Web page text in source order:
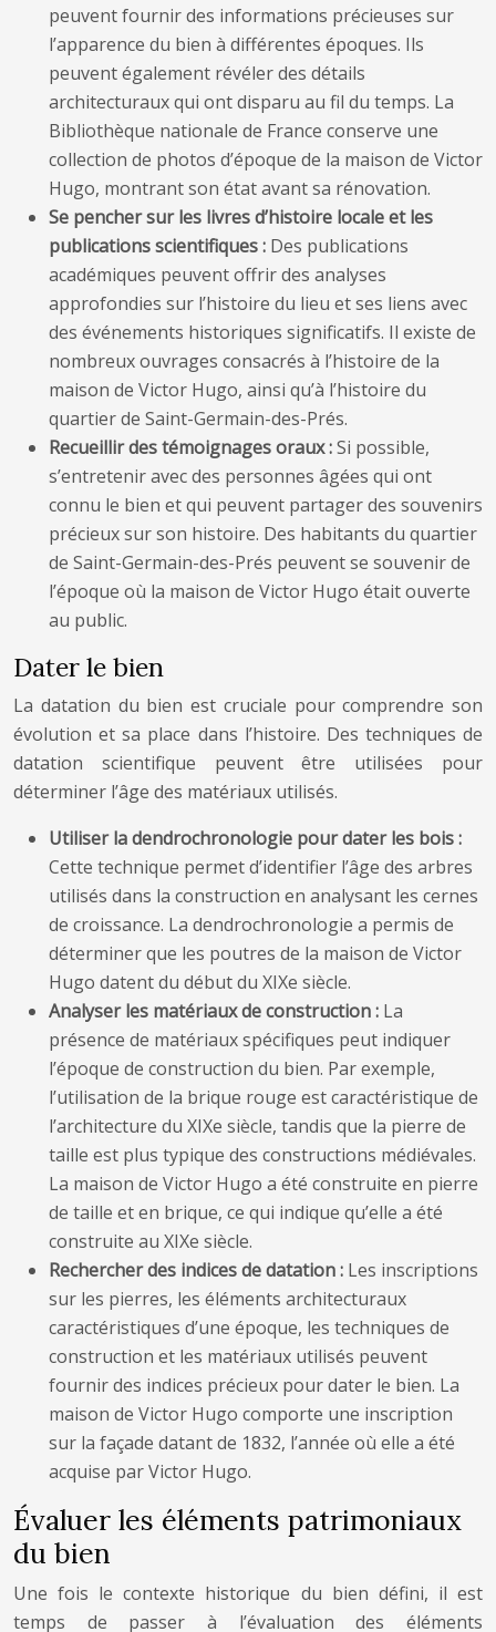
peuvent fournir des informations précieuses sur
l’apparence du bien à différentes époques. Ils
peuvent également révéler des détails
architecturaux qui ont disparu au fil du temps. La
Bibliothèque nationale de France conserve une
collection de photos d’époque de la maison de Victor
Hugo, montrant son état avant sa rénovation.
Se pencher sur les livres d’histoire locale et les
publications scientifiques : Des publications
académiques peuvent offrir des analyses
approfondies sur l’histoire du lieu et ses liens avec
des événements historiques significatifs. Il existe de
nombreux ouvrages consacrés à l’histoire de la
maison de Victor Hugo, ainsi qu’à l’histoire du
quartier de Saint-Germain-des-Prés.
Recueillir des témoignages oraux :Si possible,
s’entretenir avec des personnes âgées qui ont
connu le bien et qui peuvent partager des souvenirs
précieux sur son histoire. Des habitants du quartier
de Saint-Germain-des-Prés peuvent se souvenir de
l’époque où la maison de Victor Hugo était ouverte
au public.
Dater le bien
La datation du bien est cruciale pour comprendre son
évolution et sa place dans l’histoire. Des techniques de
datation scientifique peuvent être utilisées pour
déterminer l’âge des matériaux utilisés.
Utiliser la dendrochronologie pour dater les bois :
Cette technique permet d’identifier l’âge des arbres
utilisés dans la construction en analysant les cernes
de croissance. La dendrochronologie a permis de
déterminer que les poutres de la maison de Victor
Hugo datent du début du XIXe siècle.
Analyser les matériaux de construction : La
présence de matériaux spécifiques peut indiquer
l’époque de construction du bien. Par exemple,
l’utilisation de la brique rouge est caractéristique de
l’architecture du XIXe siècle, tandis que la pierre de
taille est plus typique des constructions médiévales.
La maison de Victor Hugo a été construite en pierre
de taille et en brique, ce qui indique qu’elle a été
construite au XIXe siècle.
Rechercher des indices de datation : Les inscriptions
sur les pierres, les éléments architecturaux
caractéristiques d’une époque, les techniques de
construction et les matériaux utilisés peuvent
fournir des indices précieux pour dater le bien. La
maison de Victor Hugo comporte une inscription
sur la façade datant de 1832, l’année où elle a été
acquise par Victor Hugo.
Évaluer les éléments patrimoniaux
du bien
Une fois le contexte historique du bien défini, il est
temps de passer à l’évaluation des éléments